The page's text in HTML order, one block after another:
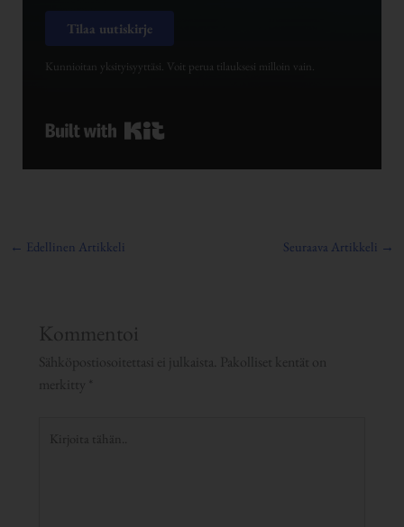
Tilaa uutiskirje
Kunnioitan yksityisyyttäsi. Voit perua tilauksesi milloin vain.
← Edellinen Artikkeli Seuraava Artikkeli →
Kommentoi
Sähköpostiosoitettasi ei julkaista. Pakolliset kentät on
merkitty *
tähän..